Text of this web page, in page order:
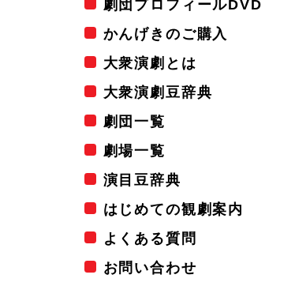
劇団プロフィールDVD
かんげきのご購入
大衆演劇とは
大衆演劇豆辞典
劇団一覧
劇場一覧
演目豆辞典
はじめての観劇案内
よくある質問
お問い合わせ